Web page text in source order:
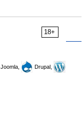
18+
Joomla,
Drupal,